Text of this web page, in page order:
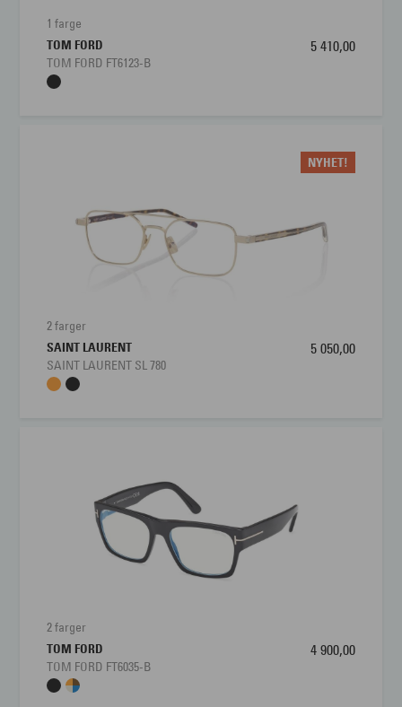
Bredde glass 56 mm
1 farge
TOM FORD
TOM FORD FT6123-B
5 410,00
NYHET!
2 farger
SAINT LAURENT
SAINT LAURENT SL 780
5 050,00
2 farger
TOM FORD
TOM FORD FT6035-B
4 900,00